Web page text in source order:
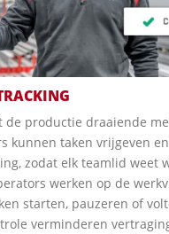
de productie draaiende
kunnen taken vrijgeven
zodat elk teamlid weet
werken op de
starten, pauzeren of
verminderen